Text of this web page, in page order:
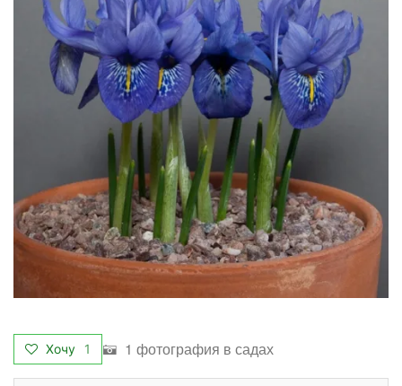
Хочу 1 1 фотография в садах